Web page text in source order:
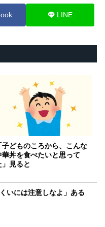
LINE
子どものころから、こんな
華丼を食べたいと思って
」見ると
いには注意しなよ」ある